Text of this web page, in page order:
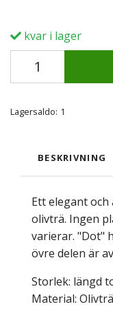
kvar i lager
Lagersaldo: 1
BESKRIVNING
Ett elegant och
olivträ. Ingen
varierar. "Dot"
övre delen är
Storlek: längd
Material: